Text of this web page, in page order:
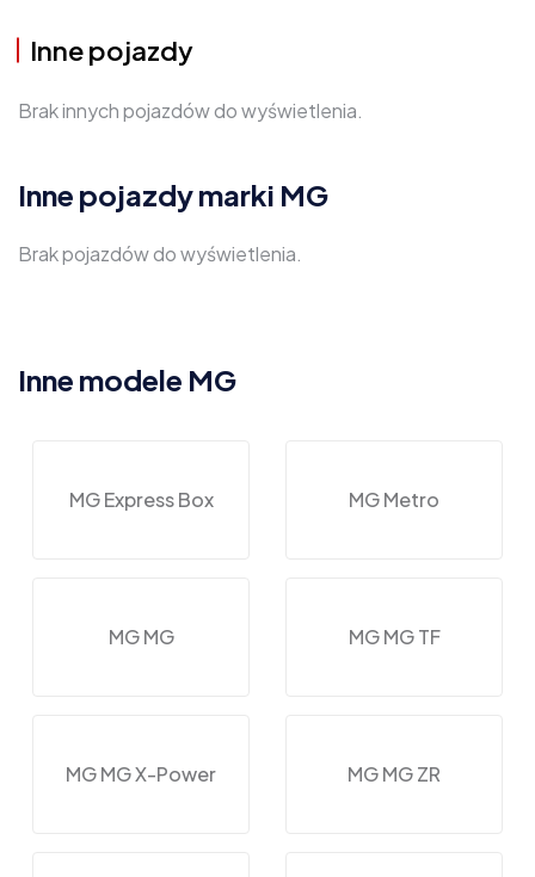
Inne pojazdy
Brak innych pojazdów do wyświetlenia.
Inne pojazdy marki MG
Brak pojazdów do wyświetlenia.
Inne modele MG
MG Express Box MG Metro
MG MG MG MG TF
MG MG X-Power MG MG ZR